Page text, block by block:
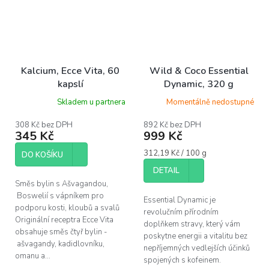
Kalcium, Ecce Vita, 60
kapslí
Skladem u partnera
308 Kč bez DPH
345 Kč
DO KOŠÍKU
Směs bylin s Ašvagandou,
Boswelií s vápníkem pro
podporu kosti, kloubů a svalů
Originální receptra Ecce Vita
obsahuje směs čtyř bylin -
ašvagandy, kadidlovníku,
omanu a...
Wild & Coco Essential
Dynamic, 320 g
Momentálně nedostupné
892 Kč bez DPH
999 Kč
Měrná
cena:
312,19 Kč / 100 g
DETAIL
Essential Dynamic je
revolučním přírodním
doplňkem stravy, který vám
poskytne energii a vitalitu bez
nepříjemných vedlejších účinků
spojených s kofeinem.